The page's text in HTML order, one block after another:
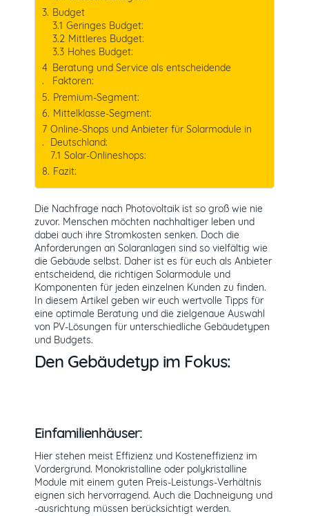
Budget
Geringes Budget:
Mittleres Budget:
Hohes Budget:
Beratung und Service als entscheidende
Faktoren:
Premium-Segment:
Mittelklasse-Segment:
Online-Shops und Anbieter für Solarmodule in
Deutschland:
Solar-Onlineshops:
Fazit:
Die Nachfrage nach Photovoltaik ist so groß wie nie
zuvor. Menschen möchten nachhaltiger leben und
dabei auch ihre Stromkosten senken. Doch die
Anforderungen an Solaranlagen sind so vielfältig wie
die Gebäude selbst. Daher ist es für euch als Anbieter
entscheidend, die richtigen Solarmodule und
Komponenten für jeden einzelnen Kunden zu finden.
In diesem Artikel geben wir euch wertvolle Tipps für
eine optimale Beratung und die zielgenaue Auswahl
von PV-Lösungen für unterschiedliche Gebäudetypen
und Budgets.
Den Gebäudetyp im Fokus:
Einfamilienhäuser:
Hier stehen meist Effizienz und Kosteneffizienz im
Vordergrund. Monokristalline oder polykristalline
Module mit einem guten Preis-Leistungs-Verhältnis
eignen sich hervorragend. Auch die Dachneigung und
-ausrichtung müssen berücksichtigt werden.